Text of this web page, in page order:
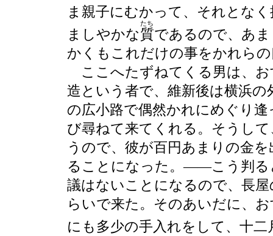
ま親子にむかって、それとな
ましやかな質
たち
であるので、あ
かくもこれだけの事をかれら
ここへたずねてくる男は、お
造という者で、維新後は横浜
の広小路で偶然かれにめぐり
び尋ねて来てくれる。そうし
うので、彼が百円あまりの金
ることになった。――こう判る
議はないことになるので、長
らいで来た。そのあいだに、
にも多少の手入れをして、十二